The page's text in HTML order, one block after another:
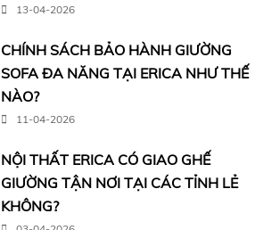
13-04-2026
CHÍNH SÁCH BẢO HÀNH GIƯỜNG
SOFA ĐA NĂNG TẠI ERICA NHƯ THẾ
NÀO?
11-04-2026
NỘI THẤT ERICA CÓ GIAO GHẾ
GIƯỜNG TẬN NƠI TẠI CÁC TỈNH LẺ
KHÔNG?